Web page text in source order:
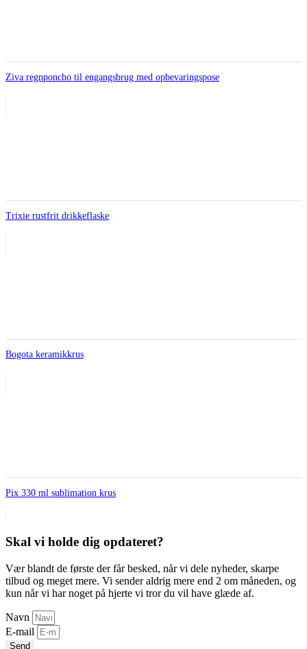
Ziva regnponcho til engangsbrug med opbevaringspose
Trixie rustfrit drikkeflaske
Bogota keramikkrus
Pix 330 ml sublimation krus
Skal vi holde dig opdateret?
Vær blandt de første der får besked, når vi dele nyheder, skarpe
tilbud og meget mere. Vi sender aldrig mere end 2 om måneden, og
kun når vi har noget på hjerte vi tror du vil have glæde af.
Navn
E-mail
Send